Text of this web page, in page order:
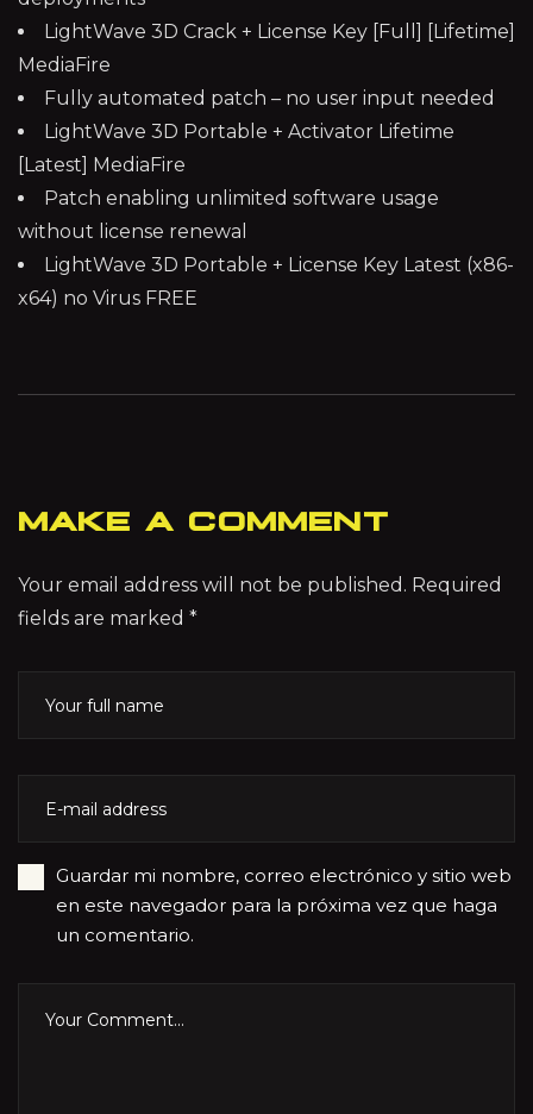
LightWave 3D Crack + License Key [Full] [Lifetime]
MediaFire
Fully automated patch – no user input needed
LightWave 3D Portable + Activator Lifetime
[Latest] MediaFire
Patch enabling unlimited software usage
without license renewal
LightWave 3D Portable + License Key Latest (x86-
x64) no Virus FREE
MAKE A COMMENT
Your email address will not be published. Required
fields are marked *
Guardar mi nombre, correo electrónico y sitio web
en este navegador para la próxima vez que haga
un comentario.